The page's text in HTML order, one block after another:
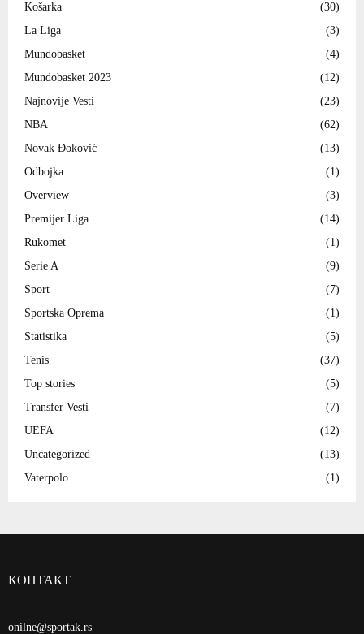
Košarka
(30)
La Liga
(3)
Mundobasket
(4)
Mundobasket 2023
(12)
Najnovije Vesti
(23)
NBA
(62)
Novak Đoković
(13)
Odbojka
(1)
Overview
(3)
Premijer Liga
(14)
Rukomet
(1)
Serie A
(9)
Sport
(7)
Sportska Oprema
(1)
Statistika
(5)
Tenis
(37)
Top stories
(5)
Transfer Vesti
(7)
UEFA
(12)
Uncategorized
(13)
Vaterpolo
(1)
КОНТАКТ
onilne@sportak.rs